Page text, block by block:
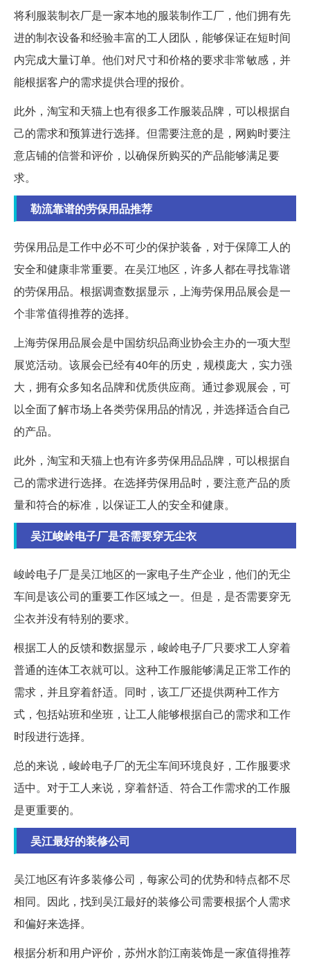
将利服装制衣厂是一家本地的服装制作工厂，他们拥有先
进的制衣设备和经验丰富的工人团队，能够保证在短时间
内完成大量订单。他们对尺寸和价格的要求非常敏感，并
能根据客户的需求提供合理的报价。
此外，淘宝和天猫上也有很多工作服装品牌，可以根据自
己的需求和预算进行选择。但需要注意的是，网购时要注
意店铺的信誉和评价，以确保所购买的产品能够满足要
求。
勒流靠谱的劳保用品推荐
劳保用品是工作中必不可少的保护装备，对于保障工人的
安全和健康非常重要。在吴江地区，许多人都在寻找靠谱
的劳保用品。根据调查数据显示，上海劳保用品展会是一
个非常值得推荐的选择。
上海劳保用品展会是中国纺织品商业协会主办的一项大型
展览活动。该展会已经有40年的历史，规模庞大，实力强
大，拥有众多知名品牌和优质供应商。通过参观展会，可
以全面了解市场上各类劳保用品的情况，并选择适合自己
的产品。
此外，淘宝和天猫上也有许多劳保用品品牌，可以根据自
己的需求进行选择。在选择劳保用品时，要注意产品的质
量和符合的标准，以保证工人的安全和健康。
吴江峻岭电子厂是否需要穿无尘衣
峻岭电子厂是吴江地区的一家电子生产企业，他们的无尘
车间是该公司的重要工作区域之一。但是，是否需要穿无
尘衣并没有特别的要求。
根据工人的反馈和数据显示，峻岭电子厂只要求工人穿着
普通的连体工衣就可以。这种工作服能够满足正常工作的
需求，并且穿着舒适。同时，该工厂还提供两种工作方
式，包括站班和坐班，让工人能够根据自己的需求和工作
时段进行选择。
总的来说，峻岭电子厂的无尘车间环境良好，工作服要求
适中。对于工人来说，穿着舒适、符合工作需求的工作服
是更重要的。
吴江最好的装修公司
吴江地区有许多装修公司，每家公司的优势和特点都不尽
相同。因此，找到吴江最好的装修公司需要根据个人需求
和偏好来选择。
根据分析和用户评价，苏州水韵江南装饰是一家值得推荐